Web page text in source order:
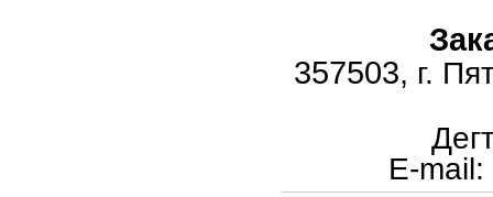
357503, г.
E-mail: